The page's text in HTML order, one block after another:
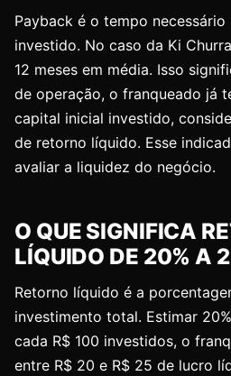
Payback é o tempo
investido. No caso da Ki
12 meses em média. Isso
de operação, o franqueado já
capital inicial investido,
de retorno líquido. Esse
avaliar a liquidez do negócio.
O QUE SIGNIFICA
LÍQUIDO DE 20% A
Retorno líquido é a
investimento total. Estimar
cada R$ 100 investidos, o
entre R$ 20 e R$ 25 de lucro